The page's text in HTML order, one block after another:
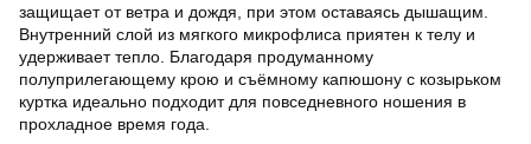
защищает от ветра и дождя, при этом оставаясь дышащим.
Внутренний слой из мягкого микрофлиса приятен к телу и
удерживает тепло. Благодаря продуманному
полуприлегающему крою и съёмному капюшону с козырьком
куртка идеально подходит для повседневного ношения в
прохладное время года.